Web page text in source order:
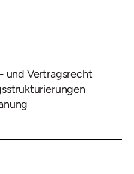
und Vertragsrecht